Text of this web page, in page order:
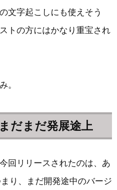
文字起こしにも使えそう
トの方にはかなり重宝され
。
だまだ発展途上
回リリースされたのは、あ
り、まだ開発途中のバージ